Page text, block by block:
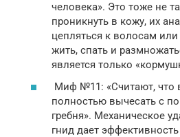
человека». Это тоже не
проникнуть в кожу, их
цепляться к волосам
жить, спать и
является только
Миф №11: «Считают,
полностью вычесать с
гребня». Механическое
гнид дает